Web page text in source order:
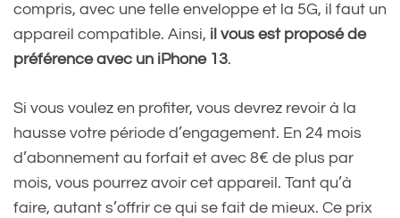
compris, avec une telle enveloppe et la 5G, il faut un
appareil compatible. Ainsi, il vous est proposé de
préférence avec un iPhone 13.
Si vous voulez en profiter, vous devrez revoir à la
hausse votre période d’engagement. En 24 mois
d’abonnement au forfait et avec 8€ de plus par
mois, vous pourrez avoir cet appareil. Tant qu’à
faire, autant s’offrir ce qui se fait de mieux. Ce prix